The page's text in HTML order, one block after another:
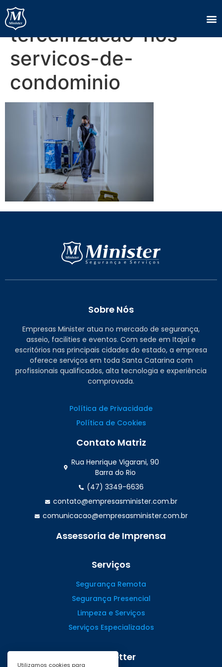
como-funciona-a-
terceirizacao-nos-
servicos-de-
condominio
Sobre Nós
Empresas Minister atua no mercado de segurança,
asseio, facilities e eventos. Com sede em Itajaí e
escritórios nas principais cidades do estado, a empresa
oferece serviços em toda Santa Catarina com
profissionais qualificados, alta tecnologia e experiência
comprovada.
Política de Privacidade
Política de Cookies
Contato Matriz
Rua Henrique Vigarani, 90
Barra do Rio
(47) 3349-6636
contato@empresasminister.com.br
comunicacao@empresasminister.com.br
(47) 99988.4642
Assessoria de Imprensa
Serviços
Segurança Remota
Segurança Presencial
Limpeza e Serviços
Serviços Especializados
Newsletter
Utilizamos cookies para